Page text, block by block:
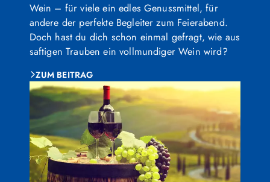
Wein – für viele ein edles Genussmittel, für
andere der perfekte Begleiter zum Feierabend.
Doch hast du dich schon einmal gefragt, wie aus
saftigen Trauben ein vollmundiger Wein wird?
ZUM BEITRAG